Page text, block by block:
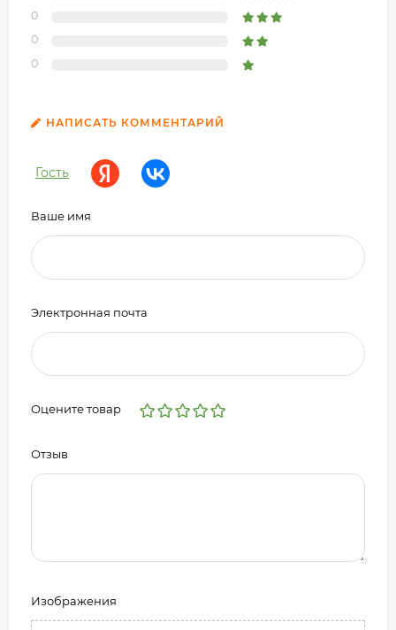
0
0
0
НАПИСАТЬ КОММЕНТАРИЙ
Гость
Ваше имя
Электронная почта
Оцените товар
Отзыв
Изображения